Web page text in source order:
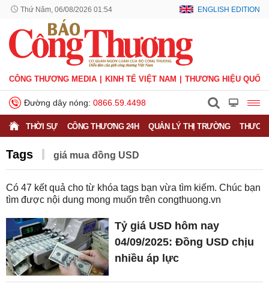
Thứ Năm, 06/08/2026 01:54 ENGLISH EDITION
CÔNG THƯƠNG MEDIA KINH TẾ VIỆT NAM THƯƠNG HIỆU QUỐC
Đường dây nóng: 0866.59.4498
THỜI SỰ CÔNG THƯƠNG 24H QUẢN LÝ THỊ TRƯỜNG
Tags giá mua đồng USD
Có 47 kết quả cho từ khóa tags bạn vừa tìm kiếm. Chúc bạn
tìm được nội dung mong muốn trên congthuong.vn
Tỷ giá USD hôm nay
04/09/2025: Đồng USD chịu
nhiều áp lực